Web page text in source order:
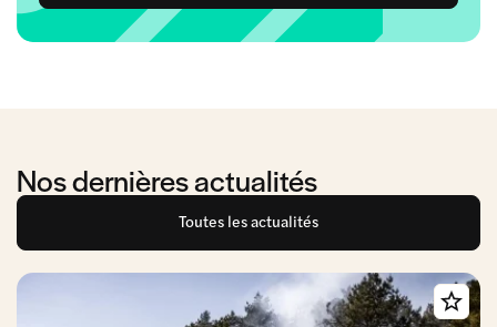
Nos dernières actualités
Toutes les actualités